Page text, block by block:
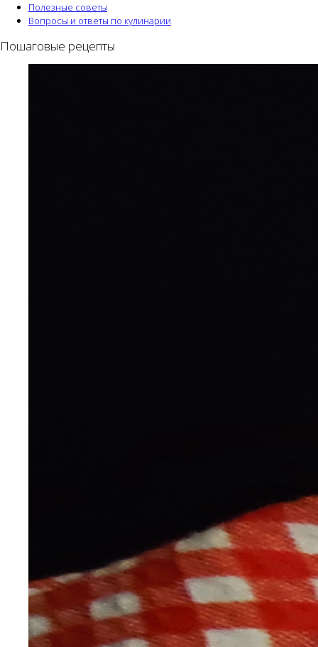
Полезные советы
Вопросы и ответы по кулинарии
Пошаговые рецепты